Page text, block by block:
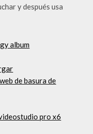
y después usa
album
de basura de
pro x6